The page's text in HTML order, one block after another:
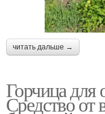
читать дальше →
Горчица для
Средство от